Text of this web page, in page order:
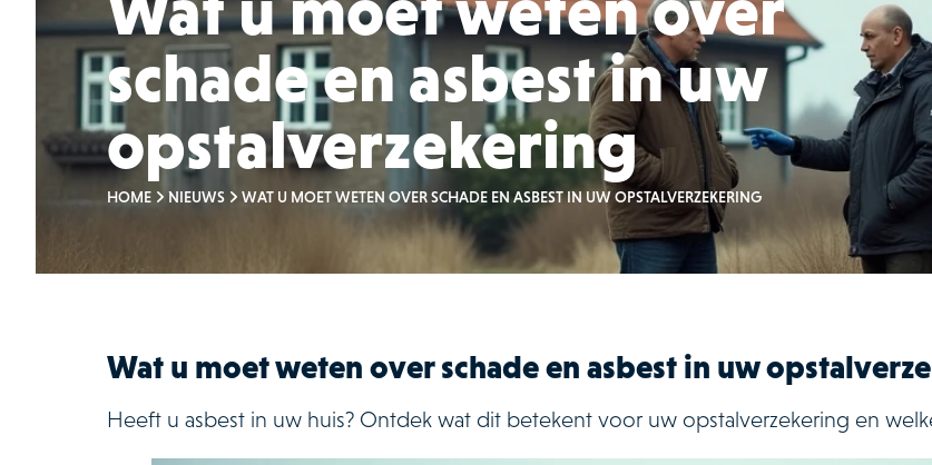
schade en asbest in uw
opstalverzekering
HOME NIEUWS WAT U MOET WETEN OVER SCHADE EN ASBEST IN UW OPSTALVERZEKERING
Wat u moet weten over schade en asbest in uw
Heeft u asbest in uw huis? Ontdek wat dit betekent voor uw opstalverzekering en